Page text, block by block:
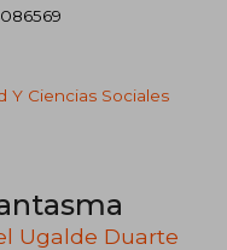
Y Ciencias Sociales
Ugalde Duarte